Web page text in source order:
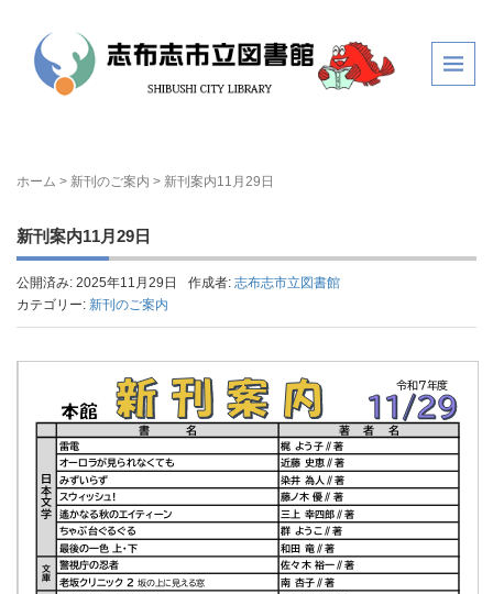
ホーム > 新刊のご案内 > 新刊案内11月29日
新刊案内11月29日
公開済み: 2025年11月29日 作成者: 志布志市立図書館
カテゴリー: 新刊のご案内